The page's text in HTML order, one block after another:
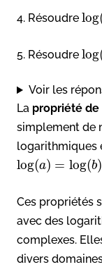
4. Résoudre log
5. Résoudre log
Voir les
La propriété
simplement de
logarithmiques
log(a) = log(b)
Ces propriétés
avec des
complexes.
divers